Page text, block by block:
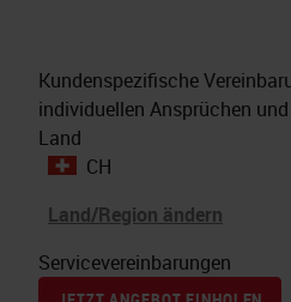
Kundenspezifische
individuellen Ansprüchen
Land
CH
Land/Region ändern
Servicevereinbarungen